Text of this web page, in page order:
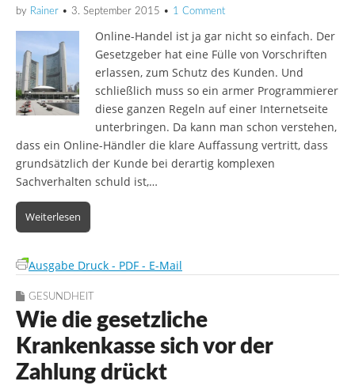
by Rainer • 3. September 2015 • 1 Comment
Online-Handel ist ja gar nicht so einfach. Der
Gesetzgeber hat eine Fülle von Vorschriften
erlassen, zum Schutz des Kunden. Und
schließlich muss so ein armer Programmierer
diese ganzen Regeln auf einer Internetseite
unterbringen. Da kann man schon verstehen,
dass ein Online-Händler die klare Auffassung vertritt, dass
grundsätzlich der Kunde bei derartig komplexen
Sachverhalten schuld ist,…
Weiterlesen
Ausgabe Druck - PDF - E-Mail
GESUNDHEIT
Wie die gesetzliche
Krankenkasse sich vor der
Zahlung drückt